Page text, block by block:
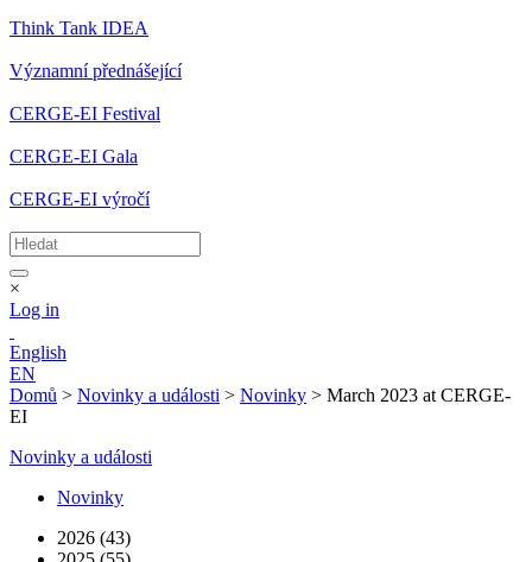
Think Tank IDEA
Významní přednášející
CERGE-EI Festival
CERGE-EI Gala
CERGE-EI výročí
×
Log in
English
EN
Domů > Novinky a události > Novinky > March 2023 at CERGE-
EI
Novinky a události
Novinky
2026 (43)